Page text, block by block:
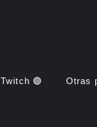
Twitch 🟣 Otras